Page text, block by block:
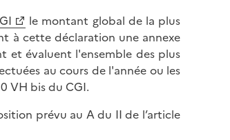
le montant global de la plus
à cette déclaration une annexe
et évaluent l'ensemble des plus
au cours de l'année ou les
VH bis du CGI.
prévu au A du II de l’article